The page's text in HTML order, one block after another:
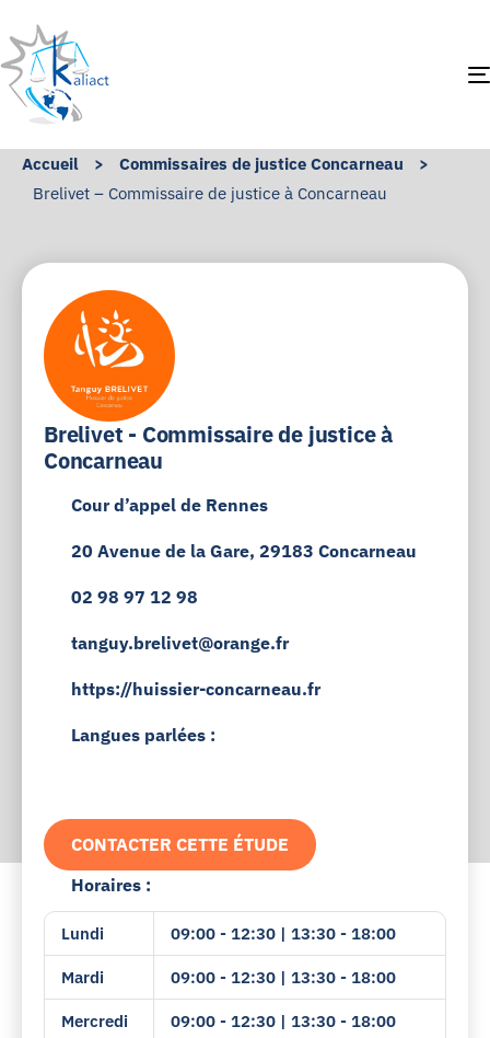
Accueil > Commissaires de justice Concarneau
>
Brelivet – Commissaire de justice à Concarneau
Brelivet - Commissaire de justice à
Concarneau
Cour d’appel de Rennes
20 Avenue de la Gare, 29183 Concarneau
02 98 97 12 98
tanguy.brelivet@orange.fr
https://huissier-concarneau.fr
Langues parlées :
CONTACTER CETTE ÉTUDE
Horaires :
Lundi 09:00 - 12:30 | 13:30 - 18:00
Mardi 09:00 - 12:30 | 13:30 - 18:00
Mercredi 09:00 - 12:30 | 13:30 - 18:00